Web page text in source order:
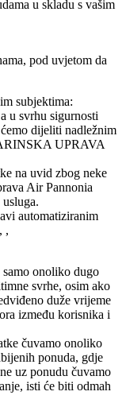
u skladu s vašim
pod uvjetom da
subjektima:
u svrhu sigurnosti
dijeliti nadležnim
UPRAVA
na uvid zbog neke
Air Pannonia
automatiziranim
,
onoliko dugo
svrhe, osim ako
duže vrijeme
između korisnika i
čuvamo onoliko
ponuda, gdje
uz ponudu čuvamo
isti će biti odmah